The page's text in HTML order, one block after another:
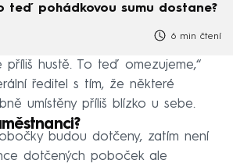
teď pohádkovou sumu dostane?
6 min čtení
příliš hustě. To teď omezujeme,“
ředitel s tím, že některé
umístěny příliš blízko u sebe.
budou dotčeny, zatím není
dotčených poboček ale